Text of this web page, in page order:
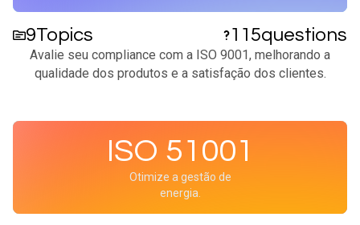
9Topics 115questions
Avalie seu compliance com a ISO 9001, melhorando a
qualidade dos produtos e a satisfação dos clientes.​
ISO 51001
Otimize a gestão de
energia.